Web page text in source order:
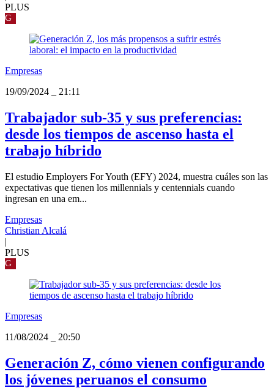
PLUS
G
Empresas
19/09/2024
21:11
Trabajador sub-35 y sus preferencias:
desde los tiempos de ascenso hasta el
trabajo híbrido
El estudio Employers For Youth (EFY) 2024, muestra cuáles son las
expectativas que tienen los millennials y centennials cuando
ingresan en una em...
Empresas
Christian Alcalá
|
PLUS
G
Empresas
11/08/2024
20:50
Generación Z, cómo vienen configurando
los jóvenes peruanos el consumo